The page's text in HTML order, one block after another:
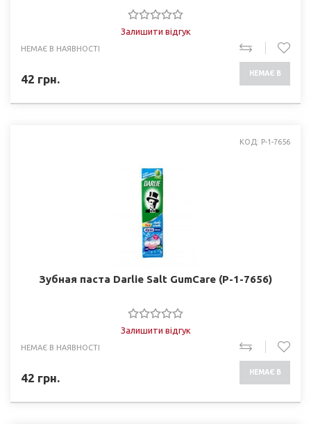
Залишити відгук
НЕМАЄ В НАЯВНОСТІ
42 грн. НЕМАЄ В
КОД: P-1-7656
Зубная паста Darlie Salt GumCare (P-1-7656)
Залишити відгук
НЕМАЄ В НАЯВНОСТІ
42 грн. НЕМАЄ В